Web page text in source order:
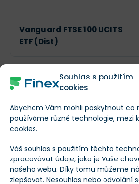
Souhlas s použitím
cookies
Abychom Vám mohli poskytnout co
používáme různé technologie, mezi
cookies.
Váš souhlas s použitím těchto
zpracovávat údaje, jako je Vaše
našeho webu. Díky tomu můžeme
zlepšovat. Nesouhlas nebo odvolání
Vanguard FTSE 100 UCITS
ETF (Dist)
C) iShares Core FTSE 100
ideální pro investory budující
Disponuje minimální nákladovostí
Zásadní výhoda tohoto fondu tkví
dividendy nevyplácí, nýbrž je
Tím odpadá administrativní i